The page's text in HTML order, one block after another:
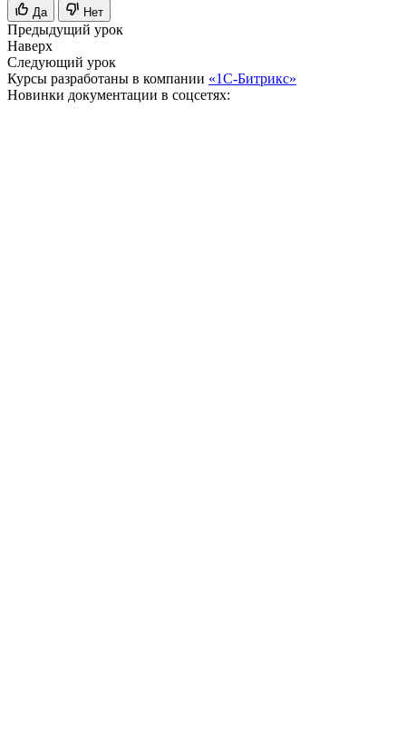
Да Нет
Предыдущий урок
Наверх
Следующий урок
Курсы разработаны в компании «1С-Битрикс»
Новинки документации в соцсетях: